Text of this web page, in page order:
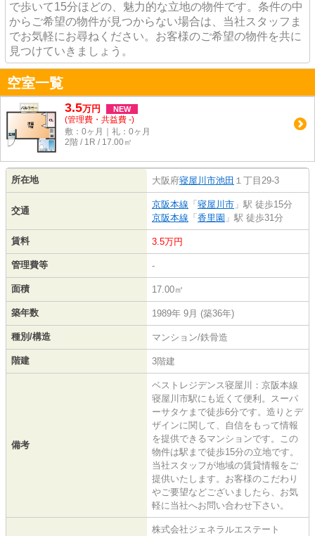
で歩いて15分ほどの、魅力的な立地の物件です。条件の中
からご希望の物件が見つからない場合は、当社スタッフま
でお気軽にお尋ねください。お客様のご希望の物件を共に
見つけていきましょう。
空室一覧
3.5万円 NEW
(管理費・共益費 -)
敷：0ヶ月｜礼：0ヶ月
2階 / 1R / 17.00㎡
所在地 大阪府寝屋川市池田 １丁目29-3
交通
京阪本線 「 寝屋川市 」駅 徒歩15分
京阪本線 「 香里園 」駅 徒歩31分
賃料 3.5万円
管理費等 -
面積 17.00㎡
築年数 1989年 9月 (築36年)
種別/構造 マンション/鉄骨造
階建 3階建
備考
ベストレジデンス寝屋川：京阪本線
寝屋川市駅にも近くて便利。スーパ
ーサタケまで徒歩6分です。造りとデ
ザインに関して、自信をもって情報
を提供できるマンションです。この
物件は駅まで徒歩15分の立地です。
当社スタッフが地域の賃貸情報をご
提供いたします。お客様のこだわり
やご要望などございましたら、お気
軽に当社へお問い合わせ下さい。
株式会社ジェネラルエステート